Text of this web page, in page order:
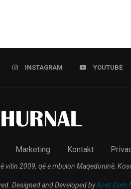
INSTAGRAM YOUTUBE
Marketing Kontakt
vitin 2009, që e mbulon Maqedoninë,
Designed and Developed by